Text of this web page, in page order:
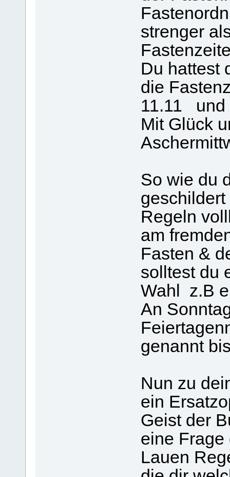
strenger
Du hattest
die
11.11 und
Mit Glück
So wie du
Regeln
am
Fasten &
solltest du
Wahl z.B
An
genannt
Nun zu
ein
Geist der
eine Frage
Lauen